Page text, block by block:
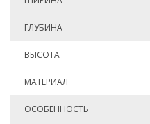
ГЛУБИНА
ВЫСОТА
МАТЕРИАЛ
ОСОБЕННОСТЬ